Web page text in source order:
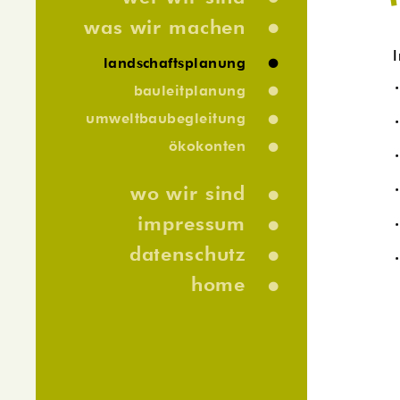
was wir machen •
landschaftsplanung •
bauleitplanung •
umweltbaubegleitung •
ökokonten •
wo wir sind •
impressum •
datenschutz •
home •